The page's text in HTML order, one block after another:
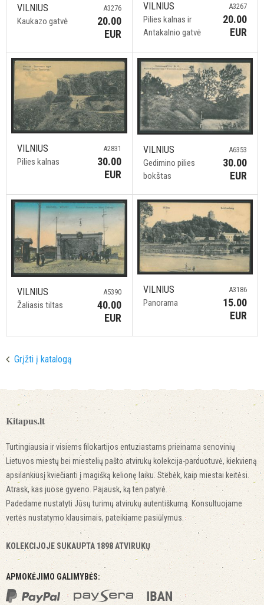
VILNIUS
Kaukazo gatvė
A3276
20.00
EUR
VILNIUS
Pilies kalnas ir
Antakalnio gatvė
A3267
20.00
EUR
VILNIUS
Pilies kalnas
A2831
30.00
EUR
VILNIUS
Gedimino pilies
bokštas
A6353
30.00
EUR
VILNIUS
Žaliasis tiltas
A5390
40.00
EUR
VILNIUS
Panorama
A3186
15.00
EUR
Grįžti į katalogą
Kitapus.lt
Turtingiausia ir visiems filokartijos entuziastams prieinama senovinių
Lietuvos miestų bei miestelių pašto atvirukų kolekcija-parduotuvė, kiekvieną
apsilankiusį kviečianti į magišką kelionę laiku. Stebėk, kaip miestai keitėsi.
Atrask, kas juose gyveno. Pajausk, ką ten patyrė.
Padedame nustatyti Jūsų turimų atvirukų autentiškumą. Konsultuojame
vertės nustatymo klausimais, pateikiame pasiūlymus.
KOLEKCIJOJE SUKAUPTA 1898 ATVIRUKŲ
APMOKĖJIMO GALIMYBĖS: